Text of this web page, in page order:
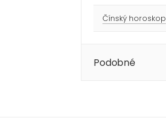
Čínský horoskop
Podobné